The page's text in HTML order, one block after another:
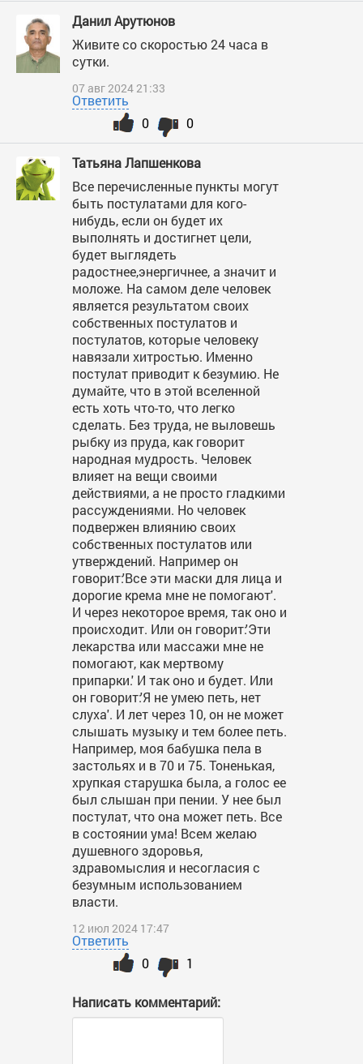
Данил Арутюнов
Живите со скоростью 24 часа в
сутки.
07 авг 2024 21:33
Ответить
0
0
Татьяна Лапшенкова
Все перечисленные пункты могут
быть постулатами для кого-
нибудь, если он будет их
выполнять и достигнет цели,
будет выглядеть
радостнее,энергичнее, а значит и
моложе. На самом деле человек
является результатом своих
собственных постулатов и
постулатов, которые человеку
навязали хитростью. Именно
постулат приводит к безумию. Не
думайте, что в этой вселенной
есть хоть что-то, что легко
сделать. Без труда, не выловешь
рыбку из пруда, как говорит
народная мудрость. Человек
влияет на вещи своими
действиями, а не просто гладкими
рассуждениями. Но человек
подвержен влиянию своих
собственных постулатов или
утверждений. Например он
говорит:'Все эти маски для лица и
дорогие крема мне не помогают'.
И через некоторое время, так оно и
происходит. Или он говорит:'Эти
лекарства или массажи мне не
помогают, как мертвому
припарки.' И так оно и будет. Или
он говорит:'Я не умею петь, нет
слуха'. И лет через 10, он не может
слышать музыку и тем более петь.
Например, моя бабушка пела в
застольях и в 70 и 75. Тоненькая,
хрупкая старушка была, а голос ее
был слышан при пении. У нее был
постулат, что она может петь. Все
в состоянии ума! Всем желаю
душевного здоровья,
здравомыслия и несогласия с
безумным использованием
власти.
12 июл 2024 17:47
Ответить
1
0
Написать комментарий: